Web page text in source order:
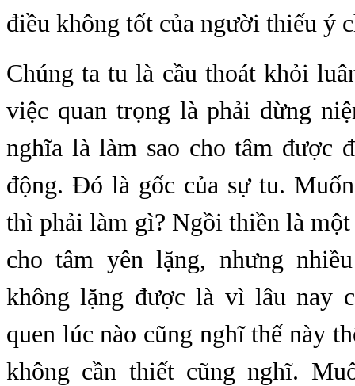
điều không tốt của người thiếu ý
Chúng ta tu là cầu thoát khỏi
việc quan trọng là phải dừng
nghĩa là làm sao cho tâm được
động. Đó là gốc của sự tu.
thì phải làm gì? Ngồi thiền là
cho tâm yên lặng, nhưng
không lặng được là vì lâu nay
quen lúc nào cũng nghĩ thế này
không cần thiết cũng nghĩ.